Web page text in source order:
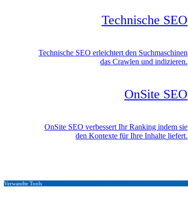
Technische SEO
Technische SEO erleichtert den Suchmaschinen
das Crawlen und indizieren.
OnSite SEO
OnSite SEO verbessert Ihr Ranking indem sie
den Kontexte für Ihre Inhalte liefert.
Verwandte Tools